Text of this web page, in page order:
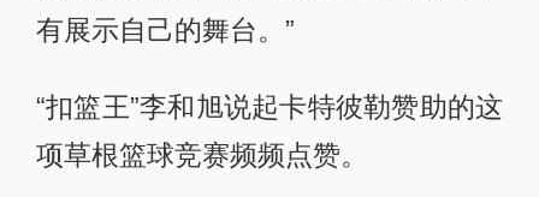
有展示自己的舞台。”
“扣篮王”李和旭说起卡特彼勒赞助的这
项草根篮球竞赛频频点赞。